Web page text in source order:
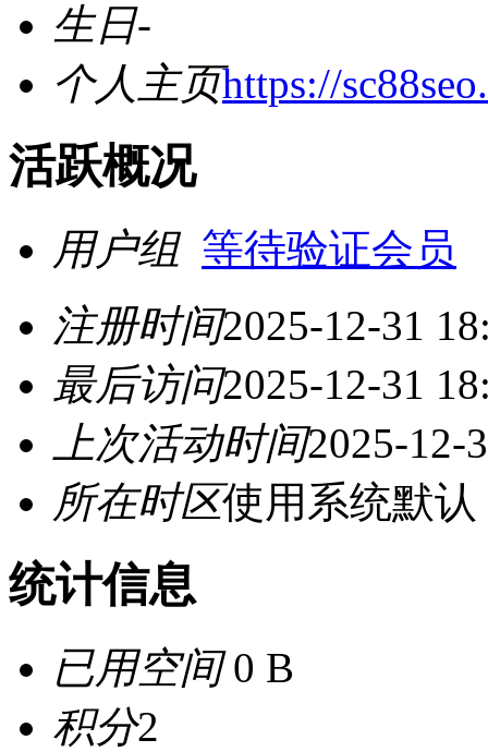
生日-
个人主页https://
活跃概况
用户组 等待验证会员
注册时间2025-12-31
最后访问2025-12-31
上次活动时间2025-12-
所在时区使用系统默认
统计信息
已用空间0 B
积分2